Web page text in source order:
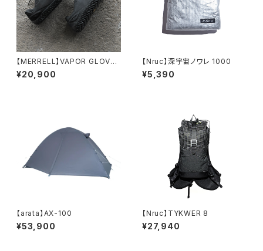
【MERRELL】VAPOR GLOVE
7 LTR (women's)
¥20,900
【Nruc】深宇宙ノワレ 1000
¥5,390
【arata】AX-100
¥53,900
【Nruc】TYKWER 8
¥27,940